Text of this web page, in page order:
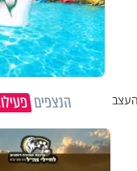
העצב
הנצפים